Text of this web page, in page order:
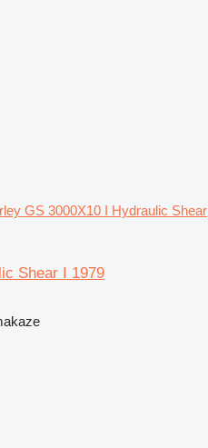
GS 3000X10 I Hydraulic Shear
Shear I 1979